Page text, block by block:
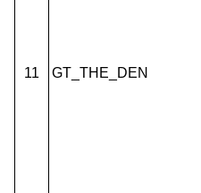
11 GT_THE_DEN